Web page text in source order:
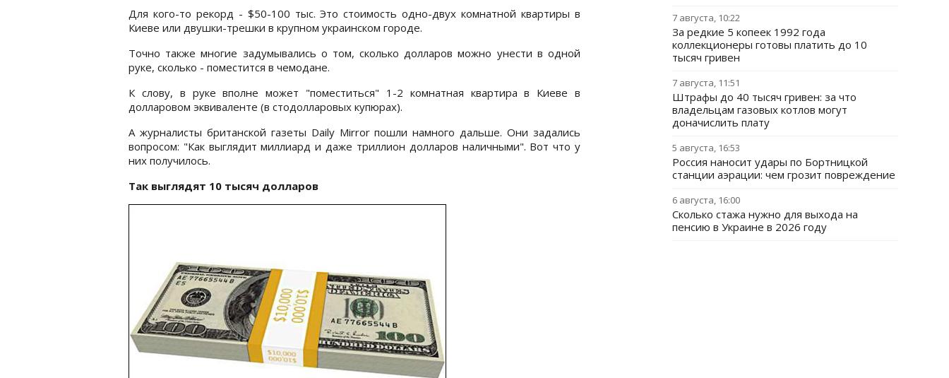
Для кого-то рекорд - $50-100 тыс. Это стоимость одно-двух комнатной квартиры в
Киеве или двушки-трешки в крупном украинском городе.
Точно также многие задумывались о том, сколько долларов можно унести в одной
руке, сколько - поместится в чемодане.
К слову, в руке вполне может "поместиться" 1-2 комнатная квартира в Киеве в
долларовом эквиваленте (в стодолларовых купюрах).
А журналисты британской газеты Daily Mirror пошли намного дальше. Они задались
вопросом: "Как выглядит миллиард и даже триллион долларов наличными". Вот что у
них получилось.
Так выглядят 10 тысяч долларов
7 августа, 10:22
За редкие 5 копеек 1992 года
коллекционеры готовы платить до 10
тысяч гривен
7 августа, 11:51
Штрафы до 40 тысяч гривен: за что
владельцам газовых котлов могут
доначислить плату
5 августа, 16:53
Россия наносит удары по Бортницкой
станции аэрации: чем грозит повреждение
6 августа, 16:00
Сколько стажа нужно для выхода на
пенсию в Украине в 2026 году